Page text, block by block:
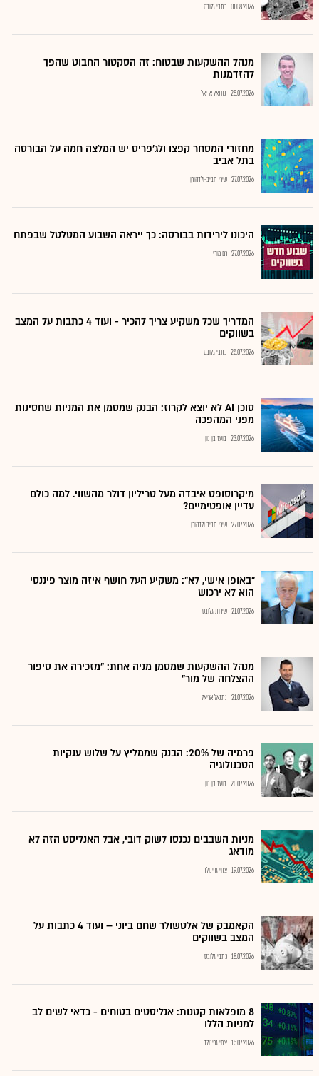
01.08.2026 כתבי גלובס
מנהל ההשקעות שבטוח: זה הסקטור החבוט שהפך
להזדמנות
28.07.2026 נתנאל אריאל
מחזורי המסחר קפצו ולג'פריס יש המלצה חמה על הבורסה
בתל אביב
27.07.2026 שירי חביב-ולדהורן
היכונו לירידות בבורסה: כך ייראה השבוע המטלטל שבפתח
27.07.2026 רם מורי
המדריך שכל משקיע צריך להכיר - ועוד 4 כתבות על המצב
בשווקים
25.07.2026 כתבי גלובס
סוכן AI לא יוצא לקרוז: הבנק שמסמן את המניות שחסינות
מפני המהפכה
23.07.2026 בועז בן נון
מיקרוסופט איבדה מעל טריליון דולר מהשווי. למה כולם
עדיין אופטימיים?
27.07.2026 שירי חביב ולדהורן
"באופן אישי, לא": משקיע העל חושף איזה מוצר פיננסי
הוא לא ירכוש
21.07.2026 שירות גלובס
מנהל ההשקעות שמסמן מניה אחת: "מזכירה את סיפור
ההצלחה של מור"
21.07.2026 נתנאל אריאל
פרמיה של 20%: הבנק שממליץ על שלוש ענקיות
הטכנולוגיה
20.07.2026 בועז בן נון
מניות השבבים נכנסו לשוק דובי, אבל האנליסט הזה לא
מודאג
19.07.2026 צחי גרינולד
הקאמבק של אלטשולר שחם ביוני – ועוד 4 כתבות על
המצב בשווקים
18.07.2026 כתבי גלובס
8 מופלאות קטנות: אנליסטים בטוחים - כדאי לשים לב
למניות הללו
15.07.2026 צחי גרינולד